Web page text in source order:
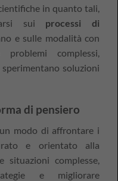
in quanto tali,
sui processi di
e sulle modalità con
complessi,
soluzioni
di pensiero
modo di affrontare i
e orientato alla
situazioni complesse,
e migliorare